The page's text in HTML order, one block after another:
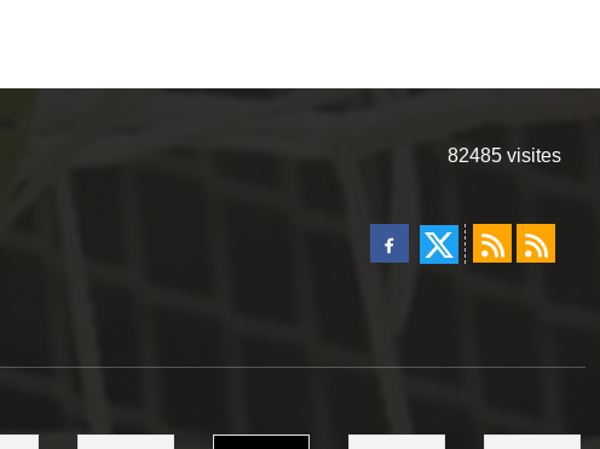
82485 visites